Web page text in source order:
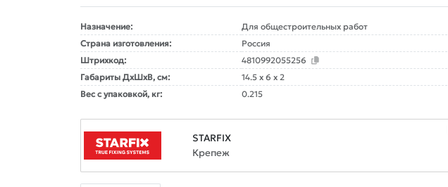
Назначение:
Для общестроительных работ
Страна изготовления:
Россия
Штрихкод:
4810992055256
Габариты ДxШxВ, см:
14.5 x 6 x 2
Вес с упаковкой, кг:
0.215
STARFIX
Крепеж